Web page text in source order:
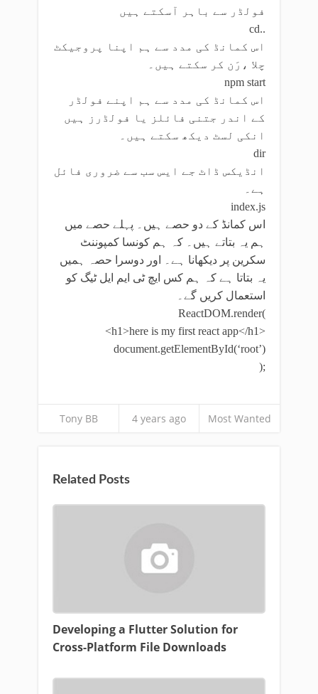
فولڈر سے باہر آسکتے ہیں
cd..
اس کمانڈ کی مدد سے ہم اپنا پروجیکٹ
چلا ،رَن کر سکتے ہیں۔
npm start
اس کمانڈ کی مدد سے ہم اپنے فولڈر
کے اندر جتنی فائلز یا فولڈرز ہیں
انکی لسٹ دیکھ سکتے ہیں۔
dir
انڈیکس ڈاٹ جے ایس سب سے ضروری فائل
ہے۔
index.js
اس کمانڈ کے دو حصے ہیں۔ پہلے حصے میں
ہم یہ بتاتے ہیں۔ کہ ہم کونسا کمپوننٹ
سکرین پر دیکھانا ہے۔ اور دوسرا حصہ ہمیں
یہ بتاتا ہے کہ ہم کس ایچ ٹی ایم ایل ٹیگ کو
استعمال کریں گے۔
ReactDOM.render(
<h1>here is my first react app</h1>
document.getElementById(‘root’)
);
Tony BB 4 years ago Most Wanted
Related Posts
Developing a Flutter Solution for
Cross-Platform File Downloads